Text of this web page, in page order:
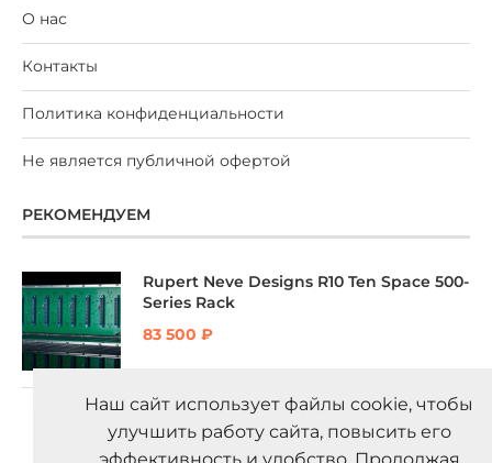
О нас
Контакты
Политика конфиденциальности
Не является публичной офертой
РЕКОМЕНДУЕМ
Rupert Neve Designs R10 Ten Space 500-
Series Rack
83 500 ₽
Rupert Neve Designs 551 Inductor EQ
₽
Наш сайт использует файлы cookie, чтобы
улучшить работу сайта, повысить его